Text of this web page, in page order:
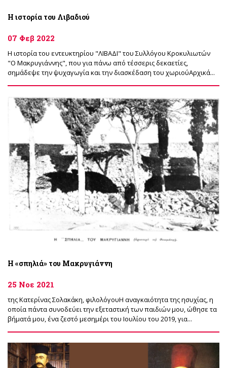
Η ιστορία του Λιβαδιού
07 Φεβ 2022
Η ιστορία του εντευκτηρίου "ΛΙΒΑΔΙ" του Συλλόγου Κροκυλιωτών
"Ο Μακρυγιάννης", που για πάνω από τέσσερις δεκαετίες,
σημάδεψε την ψυχαγωγία και την διασκέδαση του χωριούΑρχικά...
Η «σπηλιά» του Μακρυγιάννη
25 Νοε 2021
της Κατερίνας Σολακάκη, φιλολόγουΗ αναγκαιότητα της ησυχίας, η
οποία πάντα συνοδεύει την εξεταστική των παιδιών μου, ώθησε τα
βήματά μου, ένα ζεστό μεσημέρι του Ιουλίου του 2019, για...